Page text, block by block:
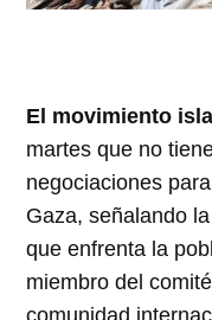
El movimiento
martes que no
negociaciones
Gaza, señalando
que enfrenta la
miembro del
comunidad